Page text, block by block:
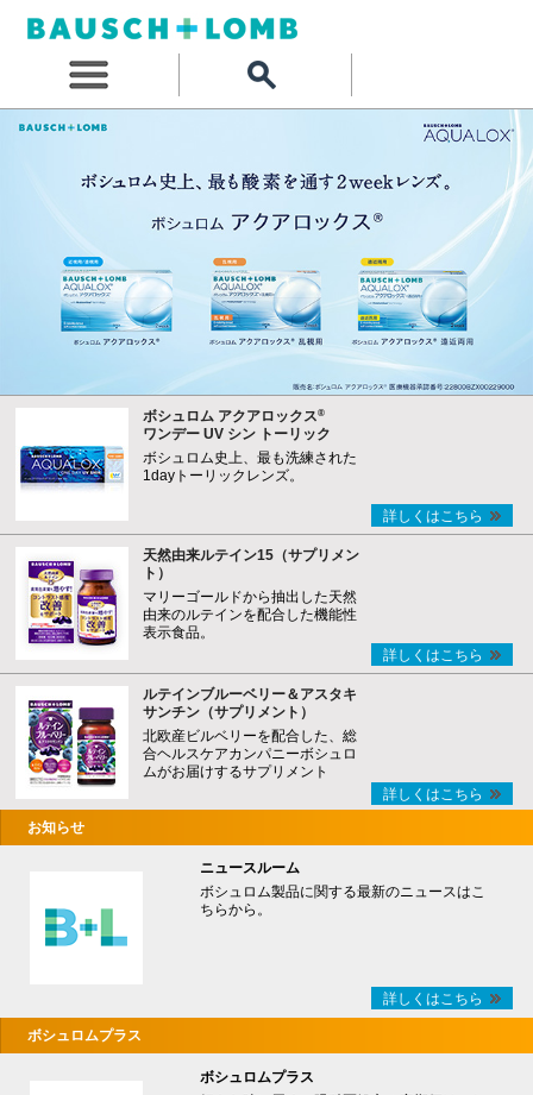
ボシュロム アクアロックス®
ワンデー UV シン トーリック
ボシュロム史上、最も洗練された
1dayトーリックレンズ。
詳しくはこちら
天然由来ルテイン15（サプリメン
ト）
マリーゴールドから抽出した天然
由来のルテインを配合した機能性
表示食品。
詳しくはこちら
ルテインブルーベリー＆アスタキ
サンチン（サプリメント）
北欧産ビルベリーを配合した、総
合ヘルスケアカンパニーボシュロ
ムがお届けするサプリメント
詳しくはこちら
お知らせ
ニュースルーム
ボシュロム製品に関する最新のニュースはこ
ちらから。
詳しくはこちら
ボシュロムプラス
ボシュロムプラス